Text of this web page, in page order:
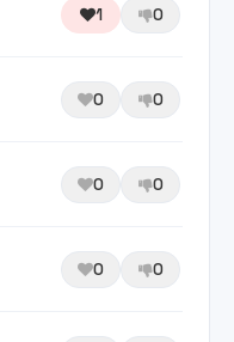
1 0
0 0
0 0
0 0